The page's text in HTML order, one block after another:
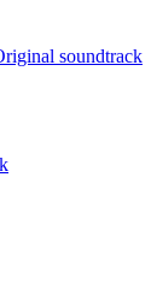
soundtrack